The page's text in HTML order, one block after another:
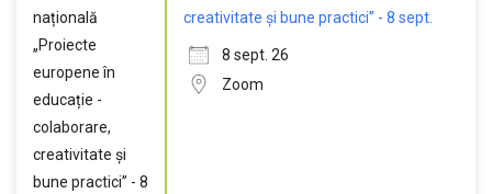
creativitate și bune practici” - 8 sept.
8 sept. 26
Zoom